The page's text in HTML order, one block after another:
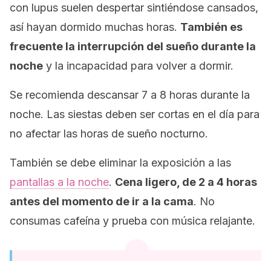
con lupus suelen despertar sintiéndose cansados,
así hayan dormido muchas horas. También es
frecuente la interrupción del sueño durante la
noche y la incapacidad para volver a dormir.
Se recomienda descansar 7 a 8 horas durante la
noche. Las siestas deben ser cortas en el día para
no afectar las horas de sueño nocturno.
También se debe eliminar la exposición a las
pantallas a la noche. Cena ligero, de 2 a 4 horas
antes del momento de ir a la cama. No
consumas cafeína y prueba con música relajante.